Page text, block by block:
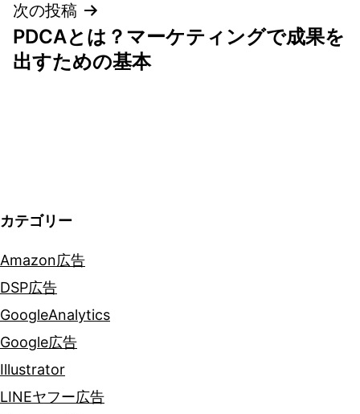
ビ
ゲ
ン
次の投稿
PDCAとは？マーケティングで成果を
出すための基本
カテゴリー
Amazon広告
DSP広告
GoogleAnalytics
Google広告
Illustrator
LINEヤフー広告